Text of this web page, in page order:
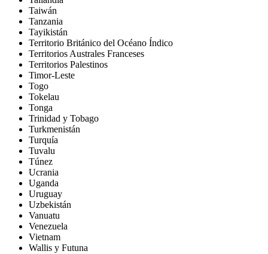
Taiwán
Tanzania
Tayikistán
Territorio Británico del Océano Índico
Territorios Australes Franceses
Territorios Palestinos
Timor-Leste
Togo
Tokelau
Tonga
Trinidad y Tobago
Turkmenistán
Turquía
Tuvalu
Túnez
Ucrania
Uganda
Uruguay
Uzbekistán
Vanuatu
Venezuela
Vietnam
Wallis y Futuna